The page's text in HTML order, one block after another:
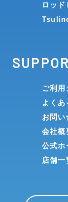
ロッ
ご利用
よくあ
お問い
会社概
公式ホ
店舗一